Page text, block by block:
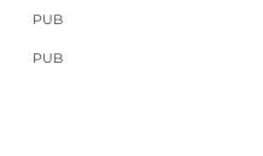
PUB
PUB